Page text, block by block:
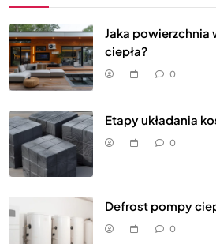
Jaka
ciepła?
0
Etapy układania
0
Defrost pompy
0